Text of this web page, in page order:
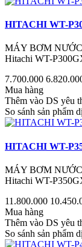
HITACHI WT-
MÁY BƠM
Hitachi WT-
7.700.000
Mua hàng
Thêm vào DS yêu
So sánh sản phẩm
HITACHI WT-
MÁY BƠM
Hitachi WT-
11.800.000
Mua hàng
Thêm vào DS yêu
So sánh sản phẩm